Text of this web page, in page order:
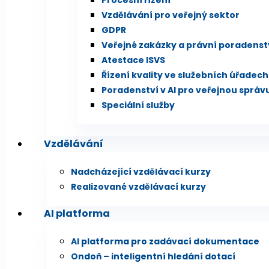
Vzdělávání pro veřejný sektor
GDPR
Veřejné zakázky a právní
Atestace ISVS
Řízení kvality ve služebních úřadech
Poradenství v AI pro veřejnou
Speciální služby
Vzdělávání
Nadcházející vzdělávací kurzy
Realizované vzdělávací kurzy
AI platforma
AI platforma pro zadávací dokumentace
Ondoň – inteligentní hledání dotací